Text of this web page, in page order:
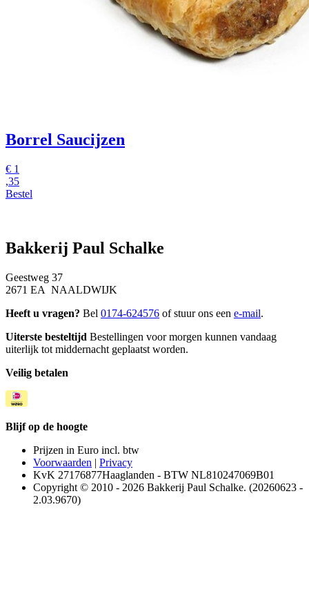
Borrel Saucijzen
€ 1
,35
Bestel
Bakkerij Paul Schalke
Geestweg 37
2671 EA NAALDWIJK
Heeft u vragen? Bel 0174-624576 of stuur ons een e-mail.
Uiterste besteltijd Bestellingen voor morgen kunnen vandaag
uiterlijk tot middernacht geplaatst worden.
Veilig betalen
Blijf op de hoogte
Prijzen in Euro incl. btw
Voorwaarden | Privacy
KvK 27176877Haaglanden - BTW NL810247069B01
Copyright © 2010 - 2026 Bakkerij Paul Schalke. (20260623 -
2.03.9670)